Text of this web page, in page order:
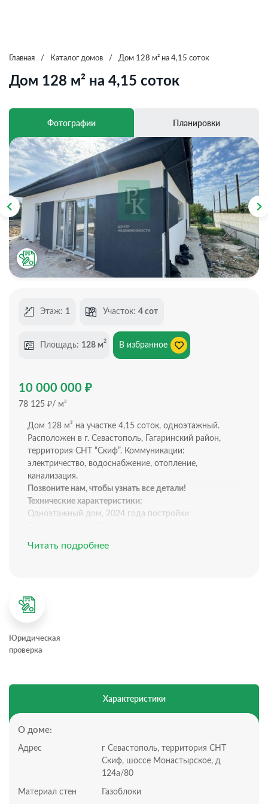
Главная / Каталог домов / Дом 128 м² на 4,15 соток
Дом 128 м² на 4,15 соток
Фотографии Планировки
Этаж: 1 Участок: 4 сот
Площадь: 128 м2 В избранное
10 000 000 ₽
78 125 ₽/ м2
Дом 128 м² на участке 4,15 соток, одноэтажный.
Расположен в г. Севастополь, Гагаринский район,
территория СНТ “Скиф”. Коммуникации:
электричество, водоснабжение, отопление,
канализация.
Позвоните нам, чтобы узнать все детали!
Технические характеристики:
Одноэтажный дом, 2024 года постройки
Электричество: 15 кВт
Планировка дома:
Всего 1 этаж, 3 комнаты
гардеробная и ванная комната.
Планировка участка:
Подъезд по грунтовой дороге
Участок ровный, квадратной формы, вдоль участка
лесополоса, рядом сосновый бор
забетонированная парковочное место на 2
В ближайшее время данный кооператив приобретёт
статус ИЖС.
Читать подробнее
Юридическая
проверка
Характеристики
О доме:
Адрес
г Севастополь, территория СНТ
Скиф, шоссе Монастырское, д
124а/80
Материал стен Газоблоки